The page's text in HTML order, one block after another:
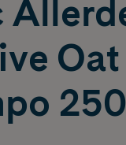
Oat